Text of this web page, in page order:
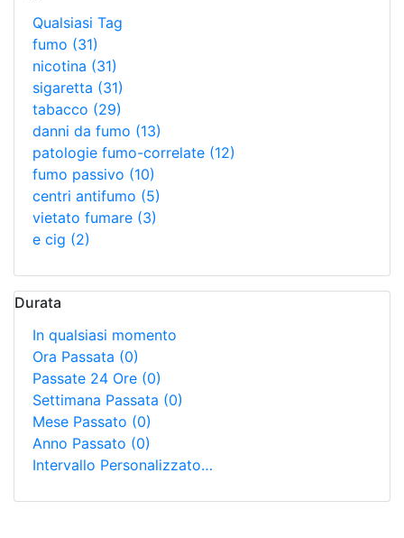
Qualsiasi Tag
fumo (31)
nicotina (31)
sigaretta (31)
tabacco (29)
danni da fumo (13)
patologie fumo-correlate (12)
fumo passivo (10)
centri antifumo (5)
vietato fumare (3)
e cig (2)
Durata
In qualsiasi momento
Ora Passata (0)
Passate 24 Ore (0)
Settimana Passata (0)
Mese Passato (0)
Anno Passato (0)
Intervallo Personalizzato…